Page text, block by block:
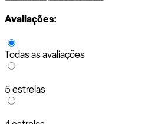
Avaliações:
Todas as avaliações
5 estrelas